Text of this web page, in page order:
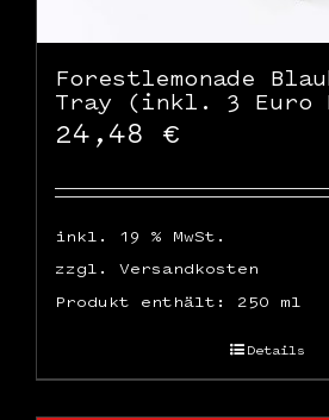
Forestlemonade
Tray (inkl. 3 Euro
24,48 €
inkl. 19 % MwSt.
zzgl. Versandkosten
Produkt enthält: 250 ml
Details